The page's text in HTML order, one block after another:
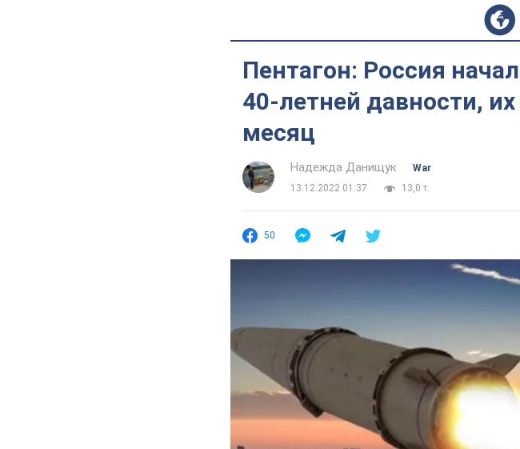
Пентагон: Россия
40-летней давности,
месяц
Надежда Данищук
War
13.12.2022 01:37
13,0 т.
50